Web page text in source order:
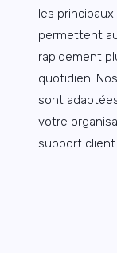
les
permettent
rapidement
quotidien.
sont
votre
support client.